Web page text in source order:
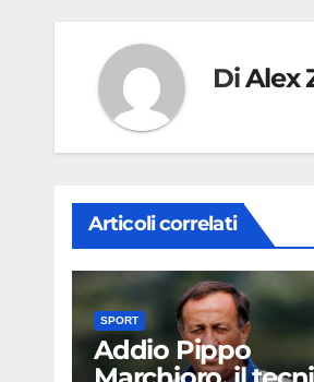
DiAlex
Articoli correlati
SPORT
Addio Pippo